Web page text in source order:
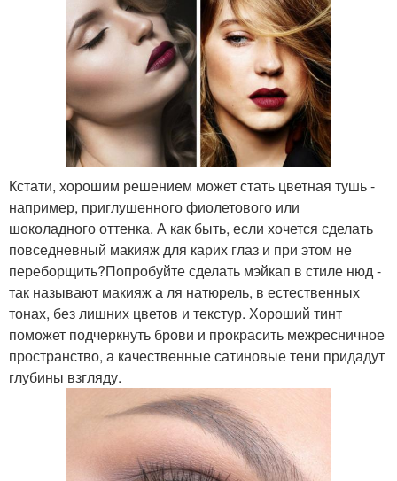
Кстати, хорошим решением может стать цветная тушь -
например, приглушенного фиолетового или
шоколадного оттенка. А как быть, если хочется сделать
повседневный макияж для карих глаз и при этом не
переборщить?Попробуйте сделать мэйкап в стиле нюд -
так называют макияж а ля натюрель, в естественных
тонах, без лишних цветов и текстур. Хороший тинт
поможет подчеркнуть брови и прокрасить межресничное
пространство, а качественные сатиновые тени придадут
глубины взгляду.